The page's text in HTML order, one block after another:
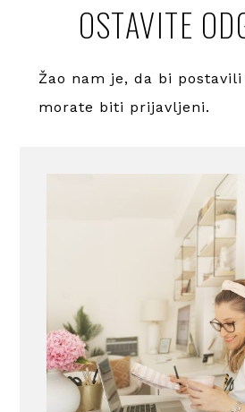
OSTAVITE
Žao nam je, da bi
morate biti prijavljeni.